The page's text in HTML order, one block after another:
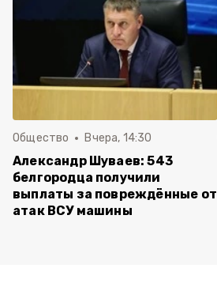
Общество Вчера, 14:30
Александр Шуваев: 543
белгородца получили
выплаты за повреждённые от
атак ВСУ машины